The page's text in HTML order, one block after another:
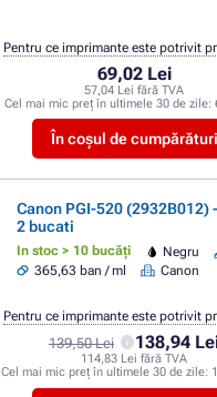
69,02 Lei
57,04 Lei fără TVA
Cel mai mic preț în ultimele 30 de zile:
În coșul de cumpărături
Pentru ce imprimante este potrivit
Canon PGI-520 (2932B012)
2 bucati
In stoc > 10 bucăți Negru
365,63 ban / ml
Canon
139,50 Lei 138,94
114,83 Lei fără TVA
Cel mai mic preț în ultimele 30 de zile:
Pentru ce imprimante este potrivit